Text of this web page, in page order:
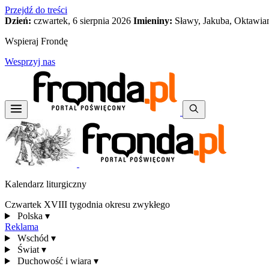
Przejdź do treści
Dzień: czwartek, 6 sierpnia 2026 Imieniny: Sławy, Jakuba,
Wspieraj Frondę
Wesprzyj nas
Kalendarz liturgiczny
Czwartek XVIII tygodnia okresu zwykłego
Polska ▾
Reklama
Wschód ▾
Świat ▾
Duchowość i wiara ▾